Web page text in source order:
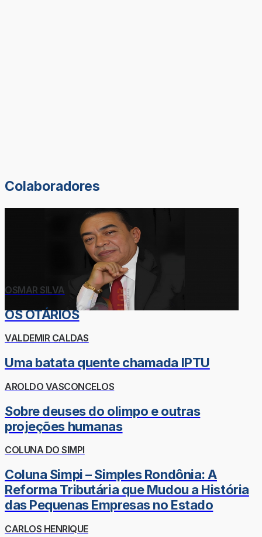
Colaboradores
OSMAR SILVA
OS OTÁRIOS
VALDEMIR CALDAS
Uma batata quente chamada IPTU
AROLDO VASCONCELOS
Sobre deuses do olimpo e outras
projeções humanas
COLUNA DO SIMPI
Coluna Simpi – Simples Rondônia: A
Reforma Tributária que Mudou a História
das Pequenas Empresas no Estado
CARLOS HENRIQUE